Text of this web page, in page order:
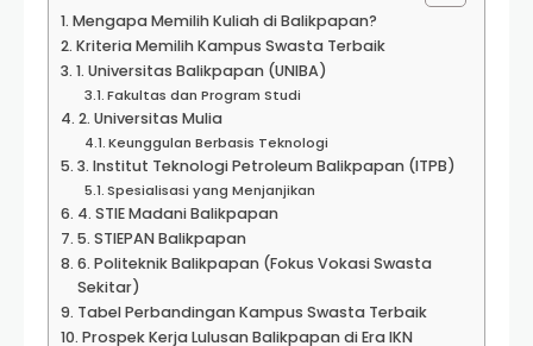
Mengapa Memilih Kuliah di Balikpapan?
Kriteria Memilih Kampus Swasta Terbaik
1. Universitas Balikpapan (UNIBA)
Fakultas dan Program Studi
2. Universitas Mulia
Keunggulan Berbasis Teknologi
3. Institut Teknologi Petroleum Balikpapan (ITPB)
Spesialisasi yang Menjanjikan
4. STIE Madani Balikpapan
5. STIEPAN Balikpapan
6. Politeknik Balikpapan (Fokus Vokasi Swasta
Sekitar)
Tabel Perbandingan Kampus Swasta Terbaik
Prospek Kerja Lulusan Balikpapan di Era IKN